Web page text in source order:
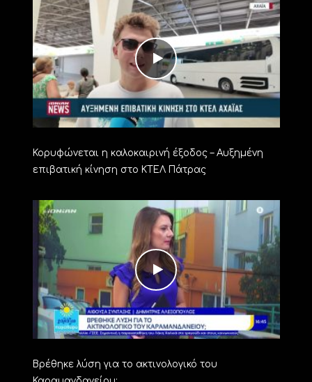
Κορυφώνεται η καλοκαιρινή έξοδος – Αυξημένη
επιβατική κίνηση στο ΚΤΕΛ Πάτρας
Βρέθηκε λύση για το ακτινολογικό του